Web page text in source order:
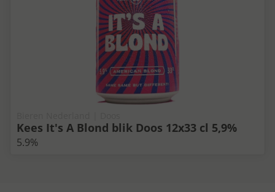
Kees It's A Blond blik Doos 12x33 cl 5,9%
5.9%